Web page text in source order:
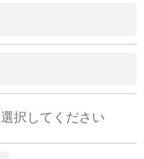
選択してください